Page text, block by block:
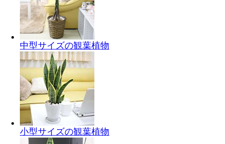
中型サイズの観葉植物
小型サイズの観葉植物